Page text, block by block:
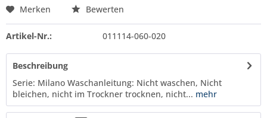
Merken Bewerten
Artikel-Nr.: 011114-060-020
Beschreibung
Serie: Milano Waschanleitung: Nicht waschen, Nicht
bleichen, nicht im Trockner trocknen, nicht... mehr